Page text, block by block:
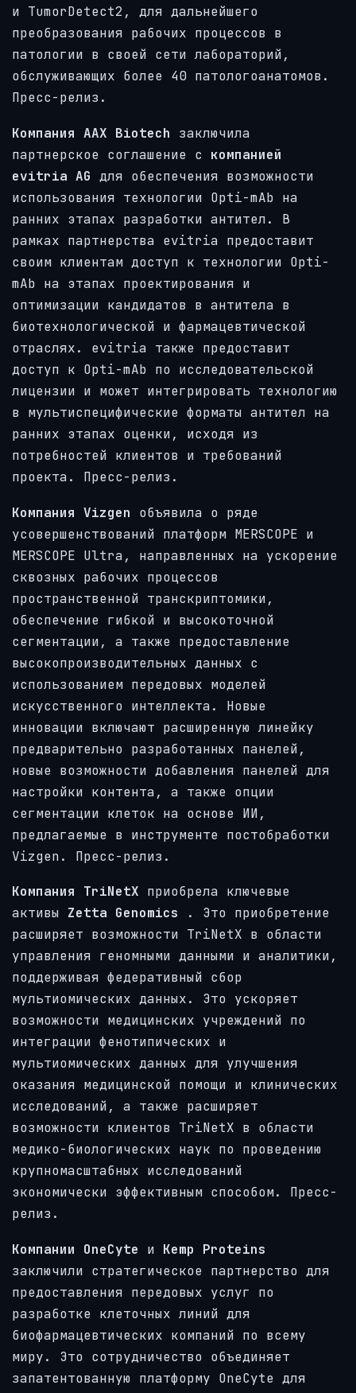
и TumorDetect2, для дальнейшего
преобразования рабочих процессов в
патологии в своей сети лабораторий,
обслуживающих более 40 патологоанатомов.
Пресс-релиз.
Компания AAX Biotech заключила
партнерское соглашение с компанией
evitria AG для обеспечения возможности
использования технологии Opti-mAb на
ранних этапах разработки антител. В
рамках партнерства evitria предоставит
своим клиентам доступ к технологии Opti-
mAb на этапах проектирования и
оптимизации кандидатов в антитела в
биотехнологической и фармацевтической
отраслях. evitria также предоставит
доступ к Opti-mAb по исследовательской
лицензии и может интегрировать технологию
в мультиспецифические форматы антител на
ранних этапах оценки, исходя из
потребностей клиентов и требований
проекта. Пресс-релиз.
Компания Vizgen объявила о ряде
усовершенствований платформ MERSCOPE и
MERSCOPE Ultra, направленных на ускорение
сквозных рабочих процессов
пространственной транскриптомики,
обеспечение гибкой и высокоточной
сегментации, а также предоставление
высокопроизводительных данных с
использованием передовых моделей
искусственного интеллекта. Новые
инновации включают расширенную линейку
предварительно разработанных панелей,
новые возможности добавления панелей для
настройки контента, а также опции
сегментации клеток на основе ИИ,
предлагаемые в инструменте постобработки
Vizgen. Пресс-релиз.
Компания TriNetX приобрела ключевые
активы Zetta Genomics . Это приобретение
расширяет возможности TriNetX в области
управления геномными данными и аналитики,
поддерживая федеративный сбор
мультиомических данных. Это ускоряет
возможности медицинских учреждений по
интеграции фенотипических и
мультиомических данных для улучшения
оказания медицинской помощи и клинических
исследований, а также расширяет
возможности клиентов TriNetX в области
медико-биологических наук по проведению
крупномасштабных исследований
экономически эффективным способом. Пресс-
релиз.
Компании OneCyte и Kemp Proteins
заключили стратегическое партнерство для
предоставления передовых услуг по
разработке клеточных линий для
биофармацевтических компаний по всему
миру. Это сотрудничество объединяет
запатентованную платформу OneCyte для